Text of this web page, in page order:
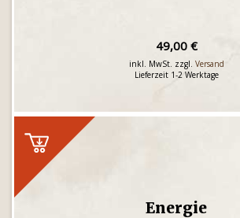
49,00 €
inkl. MwSt. zzgl. Versand
Lieferzeit 1-2 Werktage
Energie